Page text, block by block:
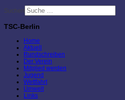
Suchen
TSC-Berlin
Home
Aktuell
Rundschreiben
Der Verein
Mitglied werden
Jugend
Wettfahrt
Umwelt
Links